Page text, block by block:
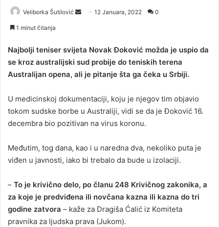
Veliborka Šutilović
d
a
n
12 Januara, 2022 0
1 minut čitanja
Najbolji teniser svijeta Novak Đoković možda je uspio da
se kroz australijski sud probije do teniskih terena
Australijan opena, ali je pitanje šta ga čeka u Srbiji.
U medicinskoj dokumentaciji, koju je njegov tim objavio
tokom sudske borbe u Australiji, vidi se da je Đoković 16.
decembra bio pozitivan na virus koronu.
Međutim, tog dana, kao i u naredna dva, nekoliko puta je
viđen u javnosti, iako bi trebalo da bude u izolaciji.
– To je krivično delo, po članu 248 Krivičnog zakonika, a
za koje je predviđena ili novčana kazna ili kazna do tri
godine zatvora – kaže za Dragiša Ćalić iz Komiteta
pravnika za ljudska prava (Jukom).